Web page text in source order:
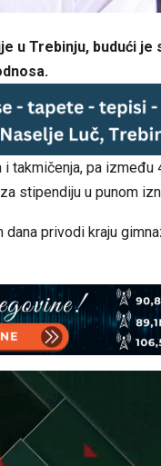
u Trebinju, budući je
takmičenja, pa između
stipendiju u punom
privodi kraju